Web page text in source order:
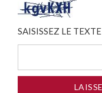
SAISISSEZ LE